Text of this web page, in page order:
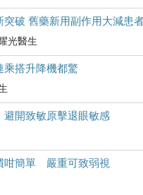
突破 舊藥新用副作用大減患
光醫生
乘搭升降機都驚
開致敏原擊退眼敏感
咁簡單 嚴重可致弱視